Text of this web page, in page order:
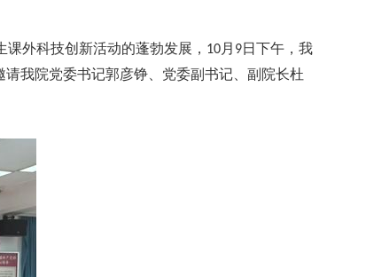
外科技创新活动的蓬勃发展， 10月 9日下午，我
我院党委书记郭彦铮、党委副书记、副院长杜